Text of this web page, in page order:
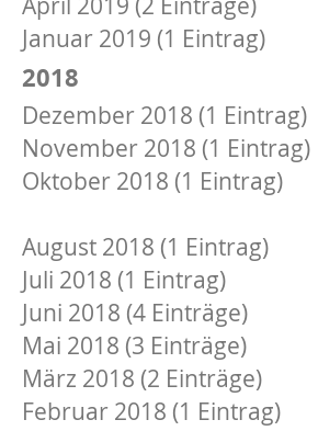
Januar 2019 (1 Eintrag)
2018
Dezember 2018 (1 Eintrag)
November 2018 (1 Eintrag)
Oktober 2018 (1 Eintrag)
August 2018 (1 Eintrag)
Juli 2018 (1 Eintrag)
Juni 2018 (4 Einträge)
Mai 2018 (3 Einträge)
März 2018 (2 Einträge)
Februar 2018 (1 Eintrag)